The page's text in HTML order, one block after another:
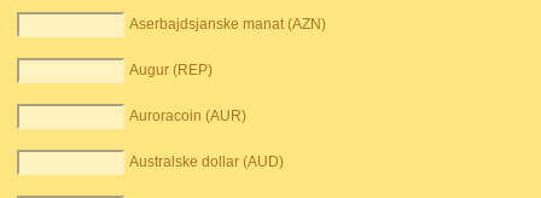
Aserbajdsjanske manat (AZN)
Augur (REP)
Auroracoin (AUR)
Australske dollar (AUD)